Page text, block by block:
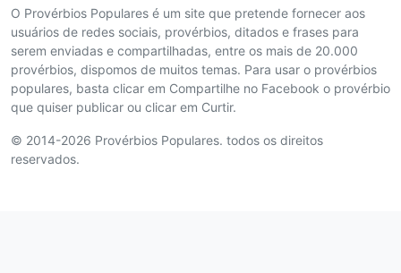
O Provérbios Populares é um site que pretende fornecer aos
usuários de redes sociais, provérbios, ditados e frases para
serem enviadas e compartilhadas, entre os mais de 20.000
provérbios, dispomos de muitos temas. Para usar o provérbios
populares, basta clicar em Compartilhe no Facebook o provérbio
que quiser publicar ou clicar em Curtir.
© 2014-2026 Provérbios Populares. todos os direitos
reservados.